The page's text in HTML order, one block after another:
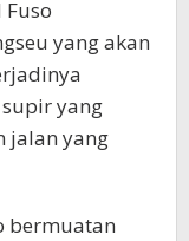
yang akan
yang
jalan yang
bermuatan